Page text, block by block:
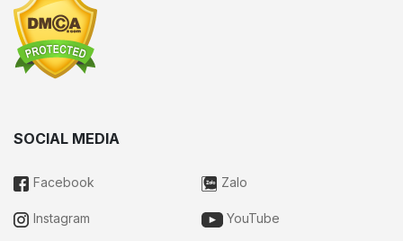
SOCIAL MEDIA
Facebook Zalo
Instagram YouTube